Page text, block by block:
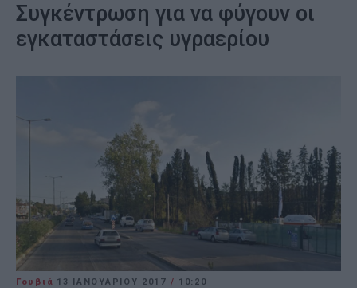
Συγκέντρωση για να φύγουν οι
εγκαταστάσεις υγραερίου
Γουβιά 13 ΙΑΝΟΥΑΡΊΟΥ 2017 / 10:20